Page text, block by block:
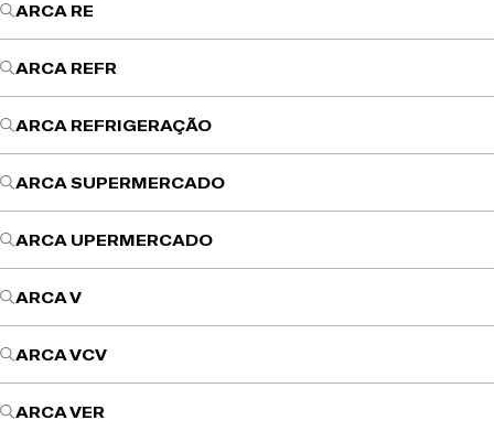
ARCA RE
ARCA REFR
ARCA REFRIGERAÇÃO
ARCA SUPERMERCADO
ARCA UPERMERCADO
ARCA V
ARCA VCV
ARCA VER